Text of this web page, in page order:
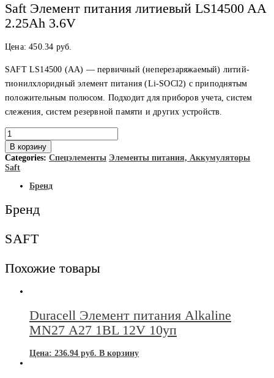
Saft Элемент питания литиевый LS14500 AA
2.25Ah 3.6V
Цена:450.34 руб.
SAFT LS14500 (AA) — первичный (неперезаряжаемый) литий-
тионилхлоридный элемент питания (Li-SOCl2) с приподнятым
положительным полюсом. Подходит для приборов учета, систем
слежения, систем резервной памяти и других устройств.
Количество
товара
Saft
Элемент
питания
LS14500
2.25Ah
3.6V
В корзину
Categories: Спецэлементы Элементы питания, Аккумуляторы
Saft
Бренд
Бренд
SAFT
Похожие товары
Duracell Элемент питания Alkaline
MN27 А27 1BL 12V 10уп
Цена: 236.94 руб. В корзину